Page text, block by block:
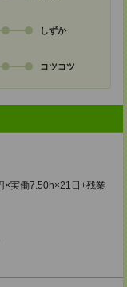
しずか
コツコツ
×実働7.50h×21日+残業